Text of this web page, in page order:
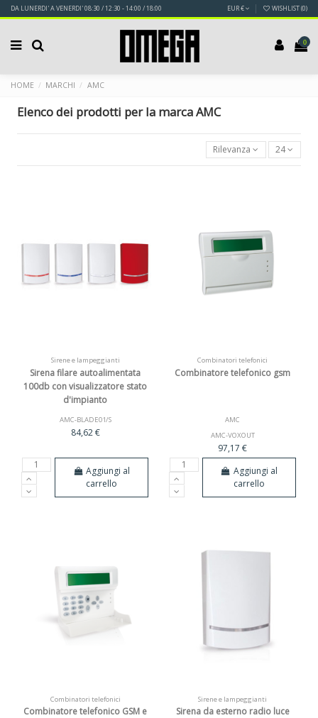
DA LUNERDI' A VENERDI' 08:30 / 12:30 - 14:00 / 18:00 EUR € WISHLIST (0)
0
HOME MARCHI AMC
Elenco dei prodotti per la marca AMC
Rilevanza 24
Sirene e lampeggianti
Sirena filare autoalimentata
100db con visualizzatore stato
d'impianto
AMC-BLADE01/S
84,62 €
Aggiungi al
carrello
Combinatori telefonici
Combinatore telefonico gsm
AMC
AMC-VOXOUT
97,17 €
Aggiungi al
carrello
Combinatori telefonici
Combinatore telefonico GSM e
Sirene e lampeggianti
Sirena da esterno radio luce